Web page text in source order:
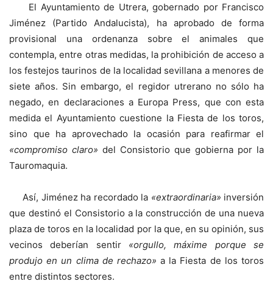
El Ayuntamiento de Utrera, gobernado por Francisco
Jiménez (Partido Andalucista), ha aprobado de forma
provisional una ordenanza sobre el animales que
contempla, entre otras medidas, la prohibición de acceso a
los festejos taurinos de la localidad sevillana a menores de
siete años. Sin embargo, el regidor utrerano no sólo ha
negado, en declaraciones a Europa Press, que con esta
medida el Ayuntamiento cuestione la Fiesta de los toros,
sino que ha aprovechado la ocasión para reafirmar el
«compromiso claro» del Consistorio que gobierna por la
Tauromaquia.
Así, Jiménez ha recordado la «extraordinaria» inversión
que destinó el Consistorio a la construcción de una nueva
plaza de toros en la localidad por la que, en su opinión, sus
vecinos deberían sentir «orgullo, máxime porque se
produjo en un clima de rechazo» a la Fiesta de los toros
entre distintos sectores.